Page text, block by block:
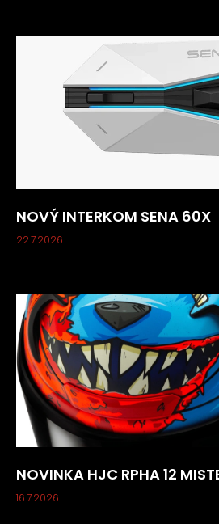
NOVÝ INTERKOM SENA 60X
22.7.2026
NOVINKA HJC RPHA 12
16.7.2026